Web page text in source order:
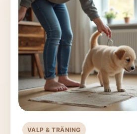
VALP & TRÄNING